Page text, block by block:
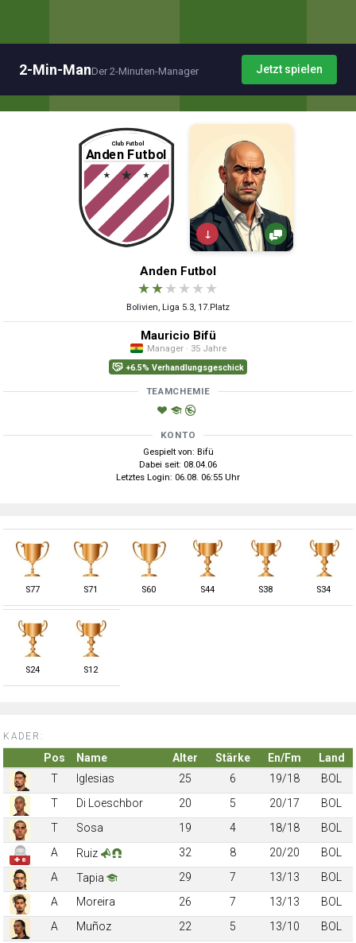
2-Min-ManDer 2-Minuten-Manager Jetzt spielen
↓
Anden Futbol
★★★ ★ ★ ★
Bolivien, Liga 5.3, 17.Platz
Mauricio Bifü
Manager · 35 Jahre
+6.5% Verhandlungsgeschick
TEAMCHEMIE
KONTO
Gespielt von: Bifü
Dabei seit: 08.04.06
Letztes Login: 06.08. 06:55 Uhr
S77 S71 S60 S44 S38 S34
S24 S12
KADER:
Pos Name Alter Stärke En/Fm
Land
T
Iglesias 25 6 19/18
BOL
T
Di Loeschbor 20 5 20/17
BOL
T
Sosa 19 4 18/18 BOL
✚ 8
A Ruiz 32 8 20/20
BOL
A
Tapia 29 7 13/13
BOL
A
Moreira 26 7 13/13
BOL
A
Muñoz 22 5 13/10
BOL